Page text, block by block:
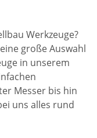
Werkzeuge?
große Auswahl
in unserem
Messer bis hin
uns alles rund